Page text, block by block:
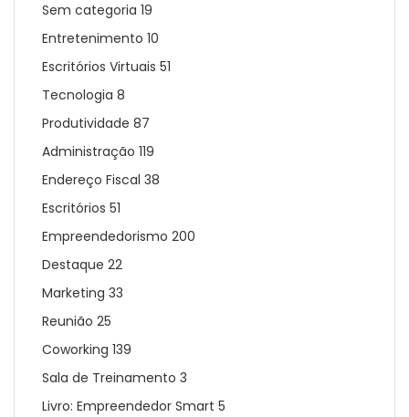
Sem categoria 19
Entretenimento 10
Escritórios Virtuais 51
Tecnologia 8
Produtividade 87
Administração 119
Endereço Fiscal 38
Escritórios 51
Empreendedorismo 200
Destaque 22
Marketing 33
Reunião 25
Coworking 139
Sala de Treinamento 3
Livro: Empreendedor Smart 5